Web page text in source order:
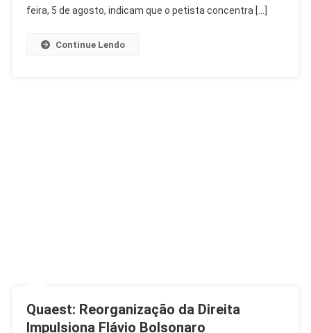
Avança
feira, 5 de agosto, indicam que o petista concentra […]
Continue Lendo
Quaest: Reorganização da Direita
Impulsiona Flávio Bolsonaro